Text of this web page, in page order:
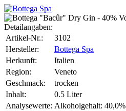
Detailangaben:
Artikel-Nr.:
3102
Hersteller:
Bottega Spa
Herkunft:
Italien
Region:
Veneto
Geschmack:
trocken
Inhalt:
0.5 Liter
Analysewerte: Alkoholgehalt: 40,0%